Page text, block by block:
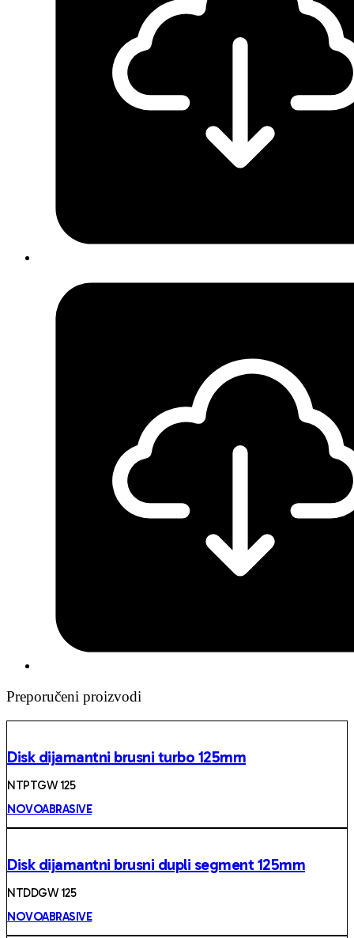
Preporučeni proizvodi
Disk dijamantni brusni turbo 125mm
NTPTGW 125
NOVOABRASIVE
Disk dijamantni brusni dupli segment 125mm
NTDDGW 125
NOVOABRASIVE